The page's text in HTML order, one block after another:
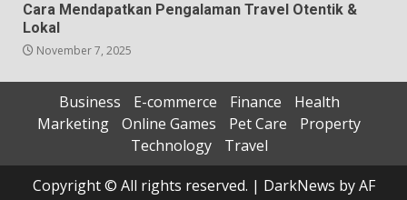
Cara Mendapatkan Pengalaman Travel Otentik &
Lokal
November 7, 2025
Business E-commerce Finance
Health
Marketing
Online Games Pet Care
Property
Technology
Travel
Copyright © All rights reserved. | DarkNews by AF